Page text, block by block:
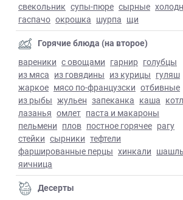
свекольник супы-пюре сырные
гаспачо окрошка шурпа щи
Горячие блюда (на второе)
вареники с овощами гарнир голубцы
из мяса из говядины из курицы гуляш
жаркое мясо по-французски отбивные
из рыбы жульен запеканка каша
лазанья омлет паста и макароны
пельмени плов постное горячее рагу
стейки сырники тефтели
фаршированные перцы хинкали
яичница
Десерты